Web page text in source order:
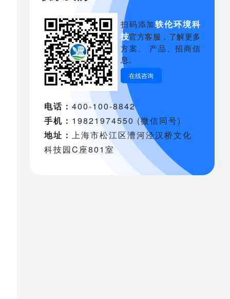
扫码添加轶伦环境科
技官方客服，了解更多
方案、 产品、招商信
息。
在线咨询
电话：400-100-8842
手机： 19821974550 (微信同号)
地址：上海市松江区漕河泾汉桥文化
科技园C座801室